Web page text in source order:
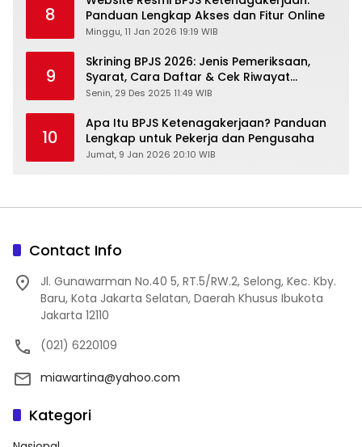
8
Panduan Lengkap Akses dan Fitur Online
Minggu, 11 Jan 2026 19:19 WIB
9
Skrining BPJS 2026: Jenis Pemeriksaan,
Syarat, Cara Daftar & Cek Riwayat
Kesehatan Gratis
Senin, 29 Des 2025 11:49 WIB
10
Apa Itu BPJS Ketenagakerjaan? Panduan
Lengkap untuk Pekerja dan Pengusaha
Jumat, 9 Jan 2026 20:10 WIB
Contact Info
Jl. Gunawarman No.40 5, RT.5/RW.2, Selong, Kec. Kby.
Baru, Kota Jakarta Selatan, Daerah Khusus Ibukota
Jakarta 12110
(021) 6220109
miawartina@yahoo.com
Kategori